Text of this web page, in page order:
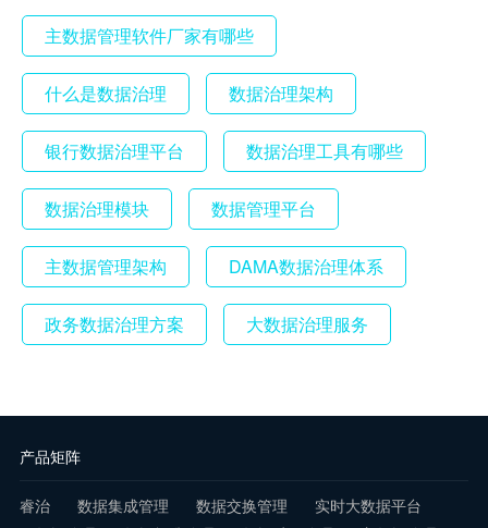
主数据管理软件厂家有哪些
什么是数据治理 数据治理架构
银行数据治理平台 数据治理工具有哪些
数据治理模块 数据管理平台
主数据管理架构 DAMA数据治理体系
政务数据治理方案 大数据治理服务
产品矩阵
睿治 数据集成管理 数据交换管理
实时大数据平台